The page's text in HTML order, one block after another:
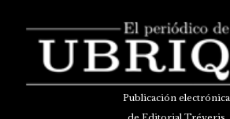
Publicación electrónica